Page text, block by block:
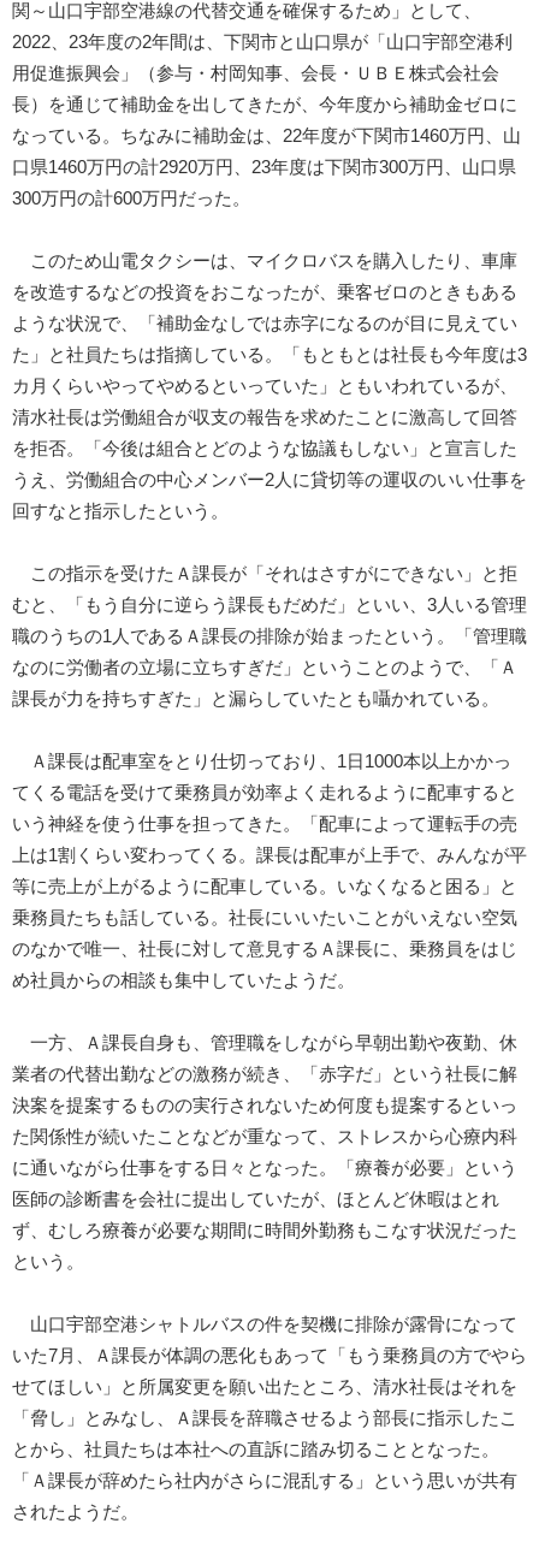
関～山口宇部空港線の代替交通を確保するため」として、
2022、23年度の2年間は、下関市と山口県が「山口宇部空港利
用促進振興会」（参与・村岡知事、会長・ＵＢＥ株式会社会
長）を通じて補助金を出してきたが、今年度から補助金ゼロに
なっている。ちなみに補助金は、22年度が下関市1460万円、山
口県1460万円の計2920万円、23年度は下関市300万円、山口県
300万円の計600万円だった。
このため山電タクシーは、マイクロバスを購入したり、車庫
を改造するなどの投資をおこなったが、乗客ゼロのときもある
ような状況で、「補助金なしでは赤字になるのが目に見えてい
た」と社員たちは指摘している。「もともとは社長も今年度は3
カ月くらいやってやめるといっていた」ともいわれているが、
清水社長は労働組合が収支の報告を求めたことに激高して回答
を拒否。「今後は組合とどのような協議もしない」と宣言した
うえ、労働組合の中心メンバー2人に貸切等の運収のいい仕事を
回すなと指示したという。
この指示を受けたＡ課長が「それはさすがにできない」と拒
むと、「もう自分に逆らう課長もだめだ」といい、3人いる管理
職のうちの1人であるＡ課長の排除が始まったという。「管理職
なのに労働者の立場に立ちすぎだ」ということのようで、「Ａ
課長が力を持ちすぎた」と漏らしていたとも囁かれている。
Ａ課長は配車室をとり仕切っており、1日1000本以上かかっ
てくる電話を受けて乗務員が効率よく走れるように配車すると
いう神経を使う仕事を担ってきた。「配車によって運転手の売
上は1割くらい変わってくる。課長は配車が上手で、みんなが平
等に売上が上がるように配車している。いなくなると困る」と
乗務員たちも話している。社長にいいたいことがいえない空気
のなかで唯一、社長に対して意見するＡ課長に、乗務員をはじ
め社員からの相談も集中していたようだ。
一方、Ａ課長自身も、管理職をしながら早朝出勤や夜勤、休
業者の代替出勤などの激務が続き、「赤字だ」という社長に解
決案を提案するものの実行されないため何度も提案するといっ
た関係性が続いたことなどが重なって、ストレスから心療内科
に通いながら仕事をする日々となった。「療養が必要」という
医師の診断書を会社に提出していたが、ほとんど休暇はとれ
ず、むしろ療養が必要な期間に時間外勤務もこなす状況だった
という。
山口宇部空港シャトルバスの件を契機に排除が露骨になって
いた7月、Ａ課長が体調の悪化もあって「もう乗務員の方でやら
せてほしい」と所属変更を願い出たところ、清水社長はそれを
「脅し」とみなし、Ａ課長を辞職させるよう部長に指示したこ
とから、社員たちは本社への直訴に踏み切ることとなった。
「Ａ課長が辞めたら社内がさらに混乱する」という思いが共有
されたようだ。